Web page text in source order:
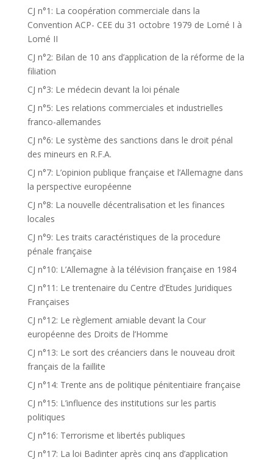
CJ n°1: La coopération commerciale dans la
Convention ACP- CEE du 31 octobre 1979 de Lomé I à
Lomé II
CJ n°2: Bilan de 10 ans d’application de la réforme de la
filiation
CJ n°3: Le médecin devant la loi pénale
CJ n°5: Les relations commerciales et industrielles
franco-allemandes
CJ n°6: Le système des sanctions dans le droit pénal
des mineurs en R.F.A.
CJ n°7: L’opinion publique française et l’Allemagne dans
la perspective européenne
CJ n°8: La nouvelle décentralisation et les finances
locales
CJ n°9: Les traits caractéristiques de la procedure
pénale française
CJ n°10: L’Allemagne à la télévision française en 1984
CJ n°11: Le trentenaire du Centre d’Etudes Juridiques
Françaises
CJ n°12: Le règlement amiable devant la Cour
européenne des Droits de l’Homme
CJ n°13: Le sort des créanciers dans le nouveau droit
français de la faillite
CJ n°14: Trente ans de politique pénitentiaire française
CJ n°15: L’influence des institutions sur les partis
politiques
CJ n°16: Terrorisme et libertés publiques
CJ n°17: La loi Badinter après cinq ans d’application